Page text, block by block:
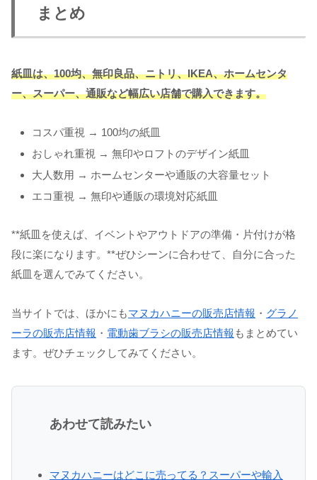
まとめ
紙皿は、100均、無印良品、ニトリ、IKEA、ホームセンタ
ー、スーパー、通販など幅広い店舗で購入できます。
コスパ重視 → 100均の紙皿
おしゃれ重視 → 無印やロフトのデザイン紙皿
大人数用 → ホームセンターや通販の大容量セット
エコ重視 → 無印や通販の環境対応紙皿
**紙皿を使えば、イベントやアウトドアの準備・片付けが格
段に楽になります。**ぜひシーンに合わせて、自分に合った
紙皿を選んでみてください。
当サイトでは、ほかにもマヌカハニーの販売店情報 ・ グラノ
ーラの販売店情報 ・ 電動歯ブラシの販売店情報 もまとめてい
ます。ぜひチェックしてみてください。
あわせて読みたい
マヌカハニーはどこに売ってる？スーパーや輸入